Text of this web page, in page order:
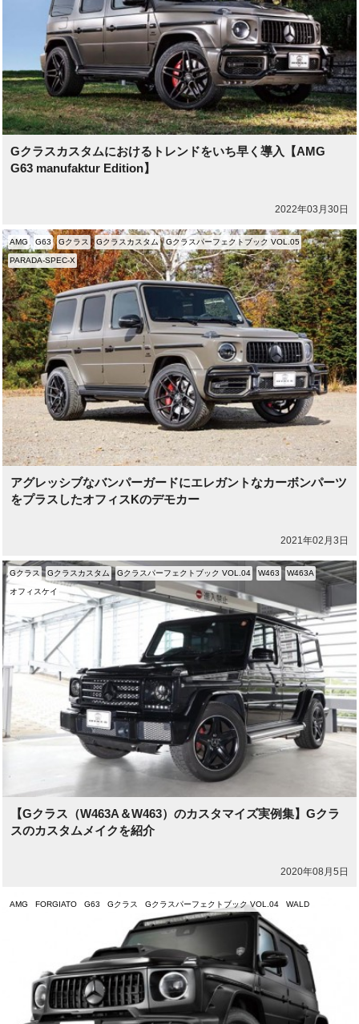
Gクラスカスタムにおけるトレンドをいち早く導入【AMG
G63 manufaktur Edition】
2022年03月30日
アグレッシブなバンパーガードにエレガントなカーボンパーツ
をプラスしたオフィスKのデモカー
2021年02月3日
AMG G63 Gクラス Gクラスカスタム Gクラスパーフェクトブック VOL.05
PARADA-SPEC-X
【Gクラス（W463A＆W463）のカスタマイズ実例集】Gクラ
スのカスタムメイクを紹介
2020年08月5日
Gクラス Gクラスカスタム Gクラスパーフェクトブック VOL.04 W463 W463A
オフィスケイ
AMG FORGIATO G63 Gクラス Gクラスパーフェクトブック VOL.04 WALD